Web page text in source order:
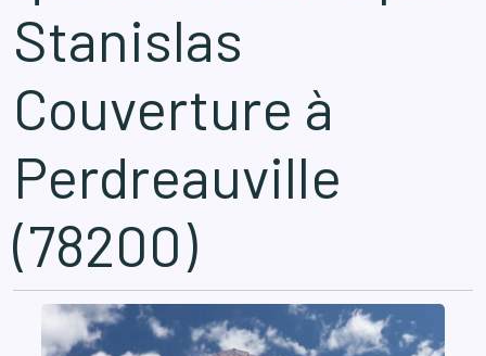
Stanislas
Couverture à
Perdreauville
(78200)